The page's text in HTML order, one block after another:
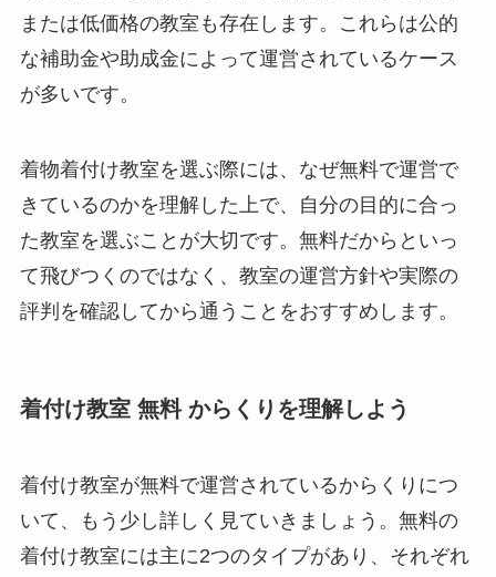
または低価格の教室も存在します。これらは公的
な補助金や助成金によって運営されているケース
が多いです。
着物着付け教室を選ぶ際には、なぜ無料で運営で
きているのかを理解した上で、自分の目的に合っ
た教室を選ぶことが大切です。無料だからといっ
て飛びつくのではなく、教室の運営方針や実際の
評判を確認してから通うことをおすすめします。
着付け教室 無料 からくりを理解しよう
着付け教室が無料で運営されているからくりにつ
いて、もう少し詳しく見ていきましょう。無料の
着付け教室には主に2つのタイプがあり、それぞれ